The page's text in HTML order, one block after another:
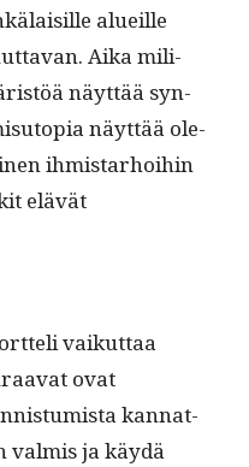
alueille
Aika mil­i­
näyt­tää syn­
näyt­tää ole­
ihmis­tarhoi­hin
elävät
vaikut­taa
ovat
kan­nat­
valmis ja käy­dä